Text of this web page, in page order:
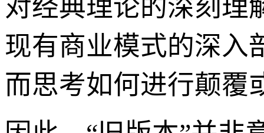
对经典理论的深刻理
现有商业模式的深入
而思考如何进行颠覆